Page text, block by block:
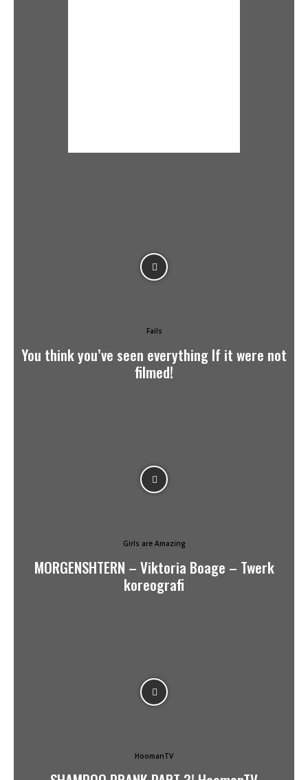
Fails
You think you’ve seen everything If it were not
filmed!
Girls are Amazing
MORGENSHTERN – Viktoria Boage – Twerk
koreografi
HoomanTV